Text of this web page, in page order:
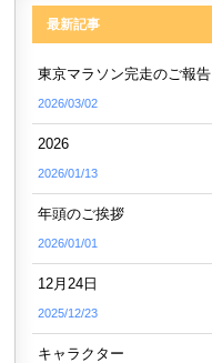
最新記事
東京マラソン完走のご報告
2026/03/02
2026
2026/01/13
年頭のご挨拶
2026/01/01
12月24日
2025/12/23
キャラクター